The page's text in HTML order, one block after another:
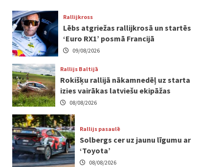
Rallijkross
Lēbs atgriežas rallijkrosā un startēs
‘Euro RX1’ posmā Francijā
09/08/2026
Rallijs Baltijā
Rokišķu rallijā nākamnedēļ uz starta
izies vairākas latviešu ekipāžas
08/08/2026
Rallijs pasaulē
Solbergs cer uz jaunu līgumu ar
‘Toyota’
08/08/2026